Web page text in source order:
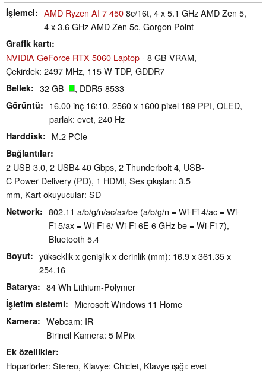
İşlemci
AMD Ryzen AI 7 4508c/16t, 4 x 5.1 GHz AMD Zen 5,
4 x 3.6 GHz AMD Zen 5c, Gorgon Point
Grafik kartı
NVIDIA GeForce RTX 5060 Laptop- 8 GB VRAM,
Çekirdek: 2497 MHz, 115 W TDP, GDDR7
Bellek 32 GB , DDR5-8533
Görüntü
16.00 inç 16:10, 2560 x 1600 pixel 189 PPI, OLED,
parlak: evet, 240 Hz
Harddisk M.2 PCIe
Bağlantılar
2 USB 3.0, 2 USB4 40 Gbps, 2 Thunderbolt 4, USB-
C Power Delivery (PD), 1 HDMI, Ses çıkışları: 3.5
mm, Kart okuyucular: SD
Network
802.11 a/​b/​g/​n/​ac/​ax/​be (a/b/g/n = Wi-Fi 4/ac = Wi-
Fi 5/ax = Wi-Fi 6/ Wi-Fi 6E 6 GHz be = Wi-Fi 7),
Bluetooth 5.4
Boyut
yükseklik x genişlik x derinlik (mm): 16.9 x 361.35 x
254.16
Batarya 84 Wh Lithium-Polymer
İşletim sistemi Microsoft Windows 11 Home
Kamera
Webcam: IR
Birincil Kamera: 5 MPix
Ek özellikler
Hoparlörler: Stereo, Klavye: Chiclet, Klavye ışığı: evet